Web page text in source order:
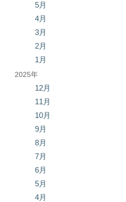
5月
4月
3月
2月
1月
2025年
12月
11月
10月
9月
8月
7月
6月
5月
4月